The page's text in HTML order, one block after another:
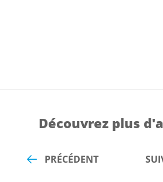
Découvrez plus
PRÉCÉDENT